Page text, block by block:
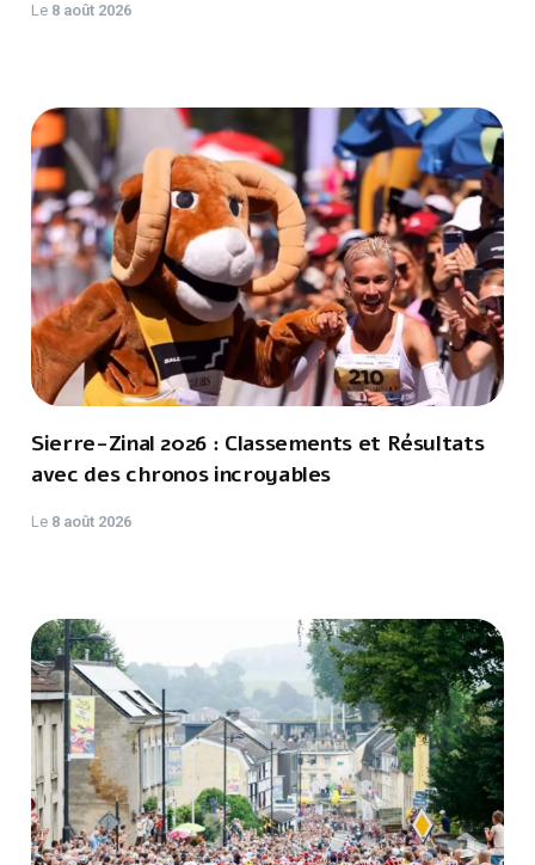
Le 8 août 2026
Sierre-Zinal 2026 : Classements et Résultats
avec des chronos incroyables
Le 8 août 2026